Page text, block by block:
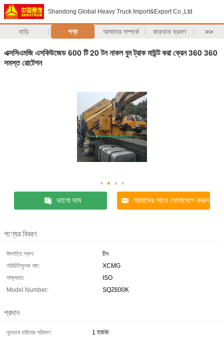
Shandong Global Heavy Truck Import&Export Co.,Ltd
বাড়ি পণ্য আমাদের সম্পর্কে কারখানা ভ্রমণ >>
এক্সসিএমজি এসকিউজেড 600 টি 20 টন নাকল বুম ট্রাক মাউন্ট করা ক্রেন 360 360
সমস্ত রোটেশন
ভালো দাম আমাদের সাথে যোগাযোগ করুন
পণ্যের বিবরণ
উৎপত্তি স্থল:
চীন
পরিচিতিমুলক নাম:
XCMG
সাক্ষ্যদান:
ISO
Model Number:
SQZ600K
প্রদান
ন্যূনতম চাহিদার পরিমাণ:
1 ইউনিট